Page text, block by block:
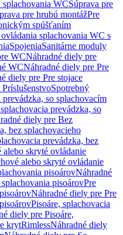
splachovania WCSúprava pre
pre hrubú montážPre
spúšťaním
splachovania WC s
SpojeniaSanitárne moduly
WCNáhradné diely pre
WCNáhradné diely pre Pre
diely pre Pre stojace
Spotrebný
prevádzka, so splachovacím
prevádzka, so
diely pre Bez
bez splachovacieho
prevádzka, bez
alebo skryté ovládanie
alebo skryté ovládanie
pisoárovNáhradné
pisoárovPre
Náhradné diely pre Pre
Pisoáre, splachovacia
diely pre Pisoáre,
krytRimlessNáhradné diely